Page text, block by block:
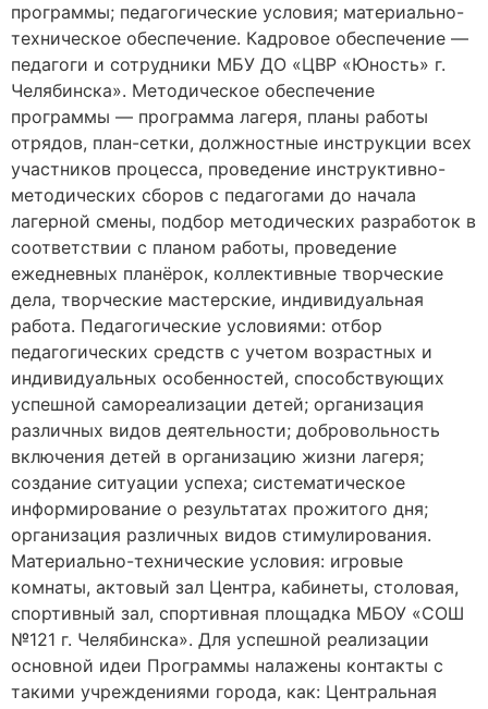
программы; педагогические условия; материально-
техническое обеспечение. Кадровое обеспечение —
педагоги и сотрудники МБУ ДО «ЦВР «Юность» г.
Челябинска». Методическое обеспечение
программы — программа лагеря, планы работы
отрядов, план-сетки, должностные инструкции всех
участников процесса, проведение инструктивно-
методических сборов с педагогами до начала
лагерной смены, подбор методических разработок в
соответствии с планом работы, проведение
ежедневных планёрок, коллективные творческие
дела, творческие мастерские, индивидуальная
работа. Педагогические условиями: отбор
педагогических средств с учетом возрастных и
индивидуальных особенностей, способствующих
успешной самореализации детей; организация
различных видов деятельности; добровольность
включения детей в организацию жизни лагеря;
создание ситуации успеха; систематическое
информирование о результатах прожитого дня;
организация различных видов стимулирования.
Материально-технические условия: игровые
комнаты, актовый зал Центра, кабинеты, столовая,
спортивный зал, спортивная площадка МБОУ «СОШ
№121 г. Челябинска». Для успешной реализации
основной идеи Программы налажены контакты с
такими учреждениями города, как: Центральная